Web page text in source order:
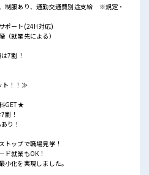
制服あり、通勤交通費別途支給 ※規定・
ポート(24H対応)
就業先による）
7割！
ト！！≫
GET★
割！
り！
ップで職場見学！
ド就業もOK！
化を実現しました。